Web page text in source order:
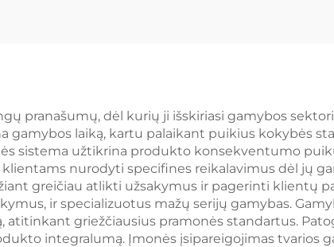
pranašumų, dėl kurių ji išskiriasi gamybos
gamybos laiką, kartu palaikant puikius kokybės
sistema užtikrina produkto konsekventumo
nurodyti specifines reikalavimus dėl jų
greičiau atlikti užsakymus ir pagerinti klientų
ir specializuotus mažų serijų gamybas.
griežčiausius pramonės standartus.
integralumą. Įmonės įsipareigojimas tvarios